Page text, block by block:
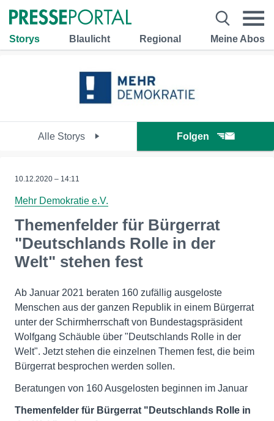
Storys Blaulicht Regional Meine Abos
Alle Storys Folgen
10.12.2020 – 14:11
Mehr Demokratie e.V.
Themenfelder für Bürgerrat
"Deutschlands Rolle in der
Welt" stehen fest
Ab Januar 2021 beraten 160 zufällig ausgeloste
Menschen aus der ganzen Republik in einem Bürgerrat
unter der Schirmherrschaft von Bundestagspräsident
Wolfgang Schäuble über "Deutschlands Rolle in der
Welt". Jetzt stehen die einzelnen Themen fest, die beim
Bürgerrat besprochen werden sollen.
Beratungen von 160 Ausgelosten beginnen im Januar
Themenfelder für Bürgerrat "Deutschlands Rolle in